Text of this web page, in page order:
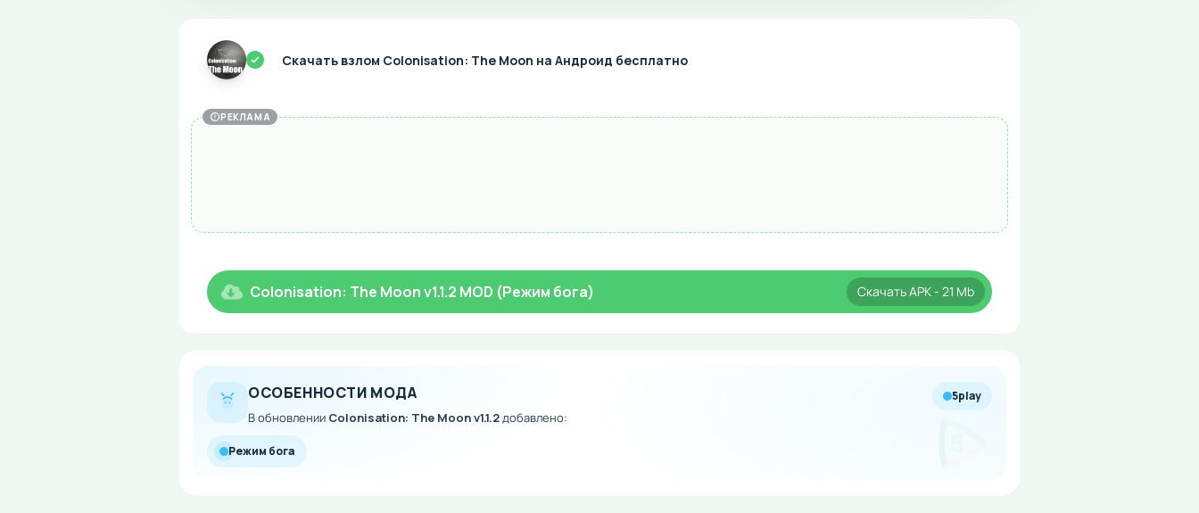
Скачать взлом Colonisation: The Moon на Андроид бесплатно
РЕКЛАМА
Colonisation: The Moon v1.1.2 MOD (Режим бога) СкачатьAPK- 21 Mb
ОСОБЕННОСТИ МОДА
В обновлении Colonisation: The Moon v1.1.2добавлено:
5play
Режим бога